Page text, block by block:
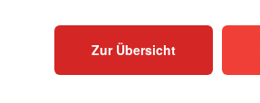
Zur Übersicht